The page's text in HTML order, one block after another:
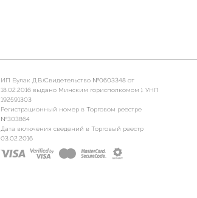
ИП Булак Д.В.(Свидетельство №0603348 от
18.02.2016 выдано Минским горисполкомом ). УНП
192591303
Регистрационный номер в Торговом реестре
№303864
Дата включения сведений в Торговый реестр
03.02.2016